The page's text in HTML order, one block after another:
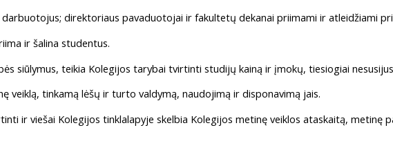
direktoriaus pavaduotojai ir fakultetų dekanai priimami ir atleidžiami
ir šalina studentus.
siūlymus, teikia Kolegijos tarybai tvirtinti studijų kainą ir įmokų, tiesiogiai
veiklą, tinkamą lėšų ir turto valdymą, naudojimą ir disponavimą jais.
ir viešai Kolegijos tinklalapyje skelbia Kolegijos metinę veiklos ataskaitą, metinę